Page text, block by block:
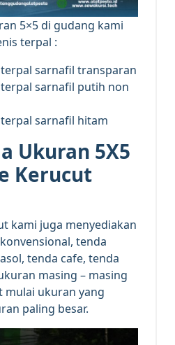
5×5 di gudang kami
terpal :
sarnafil transparan
sarnafil putih non
sarnafil hitam
Ukuran 5X5
Kerucut
kami juga menyediakan
tenda
tenda cafe, tenda
masing – masing
mulai ukuran yang
paling besar.